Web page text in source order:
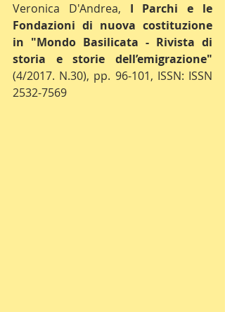
Veronica D'Andrea, I Parchi e le
Fondazioni di nuova costituzione
in "Mondo Basilicata - Rivista di
storia e storie dell’emigrazione"
(4/2017. N.30), pp. 96-101, ISSN: ISSN
2532-7569